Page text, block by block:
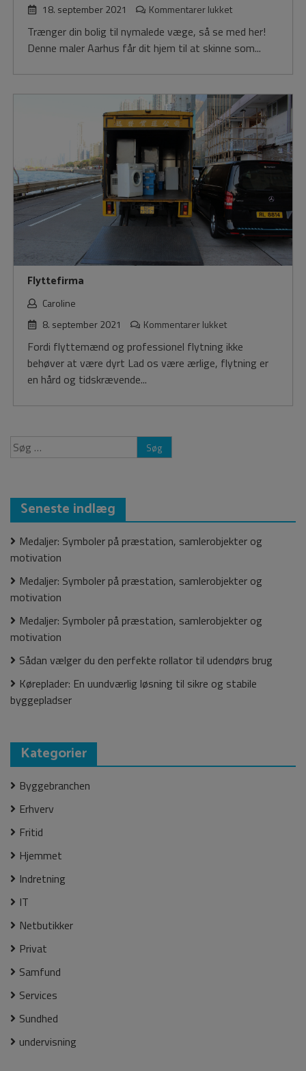
18. september 2021
Kommentarer lukkettil
Trænger din bolig til nymalede væge, så se med her!
Denne maler Aarhus får dit hjem til at skinne som...
Flyttefirma
Caroline
8. september 2021
Kommentarer lukkettil
Fordi flyttemænd og professionel flytning ikke
behøver at være dyrt Lad os være ærlige, flytning er
en hård og tidskrævende...
Søg
efter:
Seneste indlæg
Medaljer: Symboler på præstation, samlerobjekter og
motivation
Medaljer: Symboler på præstation, samlerobjekter og
motivation
Medaljer: Symboler på præstation, samlerobjekter og
motivation
Sådan vælger du den perfekte rollator til udendørs brug
Køreplader: En uundværlig løsning til sikre og stabile
byggepladser
Kategorier
Byggebranchen
Erhverv
Fritid
Hjemmet
Indretning
IT
Netbutikker
Privat
Samfund
Services
Sundhed
undervisning